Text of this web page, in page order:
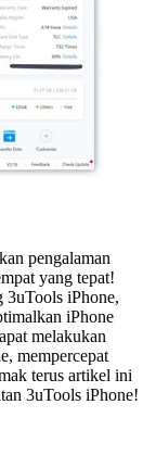
yang tepat!
3uTools iPhone,
iPhone
melakukan
mempercepat
terus artikel ini
3uTools iPhone!